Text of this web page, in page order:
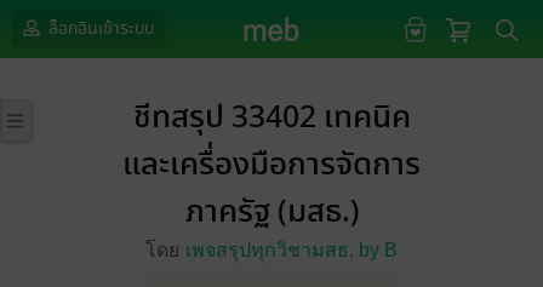
ล็อกอินเข้าระบบ
ชีทสรุป 33402 เทคนิค
และเครื่องมือการจัดการ
ภาครัฐ (มสธ.)
โดย เพจสรุปทุกวิชามสธ. by B